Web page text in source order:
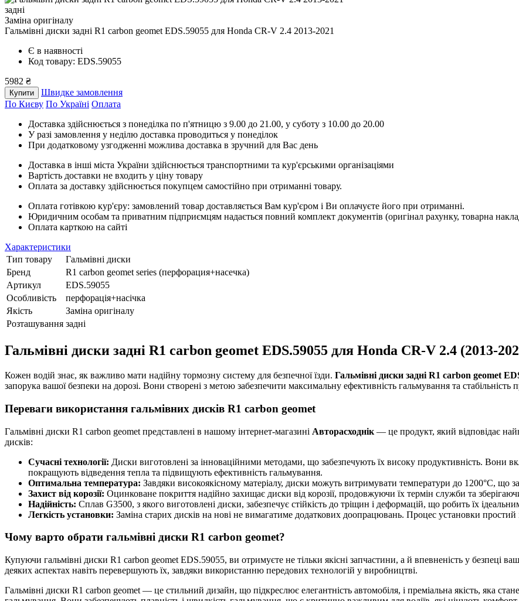
задні
Заміна оригіналу
Гальмівні диски задні R1 carbon geomet EDS.59055 для Honda CR-V 2.4 2013-2021
Є в наявності
Код товару: EDS.59055
5982 ₴
Купити
Швидке замовлення
По Києву По Україні Оплата
Доставка здійснюється з понеділка по п'ятницю з 9.00 до 21.00, у суботу з 10.00 до 20.00
У разі замовлення у неділю доставка проводиться у понеділок
При додатковому узгодженні можлива доставка в зручний для Вас день
Доставка в інші міста України здійснюється транспортними та кур'єрськими організаціями
Вартість доставки не входить у ціну товару
Оплата за доставку здійснюється покупцем самостійно при отриманні товару.
Оплата готівкою кур'єру: замовлений товар доставляється Вам кур'єром і Ви оплачуєте його при отриманні.
Юридичним особам та приватним підприємцям надається повний комплект документів (оригінал рахунку, товарна
Оплата карткою на сайті
Характеристики
Тип товару
Гальмівні диски
Бренд
R1 carbon geomet series (перфорация+насечка)
Артикул
EDS.59055
Особливість
перфорація+насічка
Якість
Заміна оригіналу
Розташування задні
Гальмівні диски задні R1 carbon geomet EDS.59055 для Honda CR-V 2.4 (2013-
Кожен водій знає, як важливо мати надійну тормозну систему для безпечної їзди. Гальмівні диски задні R1 carbon geomet
запорука вашої безпеки на дорозі. Вони створені з метою забезпечити максимальну ефективність гальмування та
Переваги використання гальмівних дисків R1 carbon geomet
Гальмівні диски R1 carbon geomet представлені в нашому інтернет-магазині Авторасходнік — це продукт, який відповідає
дисків:
Сучасні технології: Диски виготовлені за інноваційними методами, що забезпечують їх високу продуктивність. Вони
покращують відведення тепла та підвищують ефективність гальмування.
Оптимальна температура: Завдяки високоякісному матеріалу, диски можуть витримувати температури до 1200°C, що
Захист від корозії: Оцинковане покриття надійно захищає диски від корозії, продовжуючи їх термін служби та
Надійність: Сплав G3500, з якого виготовлені диски, забезпечує стійкість до тріщин і деформацій, що робить їх
Легкість установки: Заміна старих дисків на нові не вимагатиме додаткових доопрацювань. Процес установки
Чому варто обрати гальмівні диски R1 carbon geomet?
Купуючи гальмівні диски R1 carbon geomet EDS.59055, ви отримуєте не тільки якісні запчастини, а й впевненість у безпеці
деяких аспектах навіть перевершують їх, завдяки використанню передових технологій у виробництві.
Гальмівні диски R1 carbon geomet — це стильний дизайн, що підкреслює елегантність автомобіля, і преміальна якість, яка